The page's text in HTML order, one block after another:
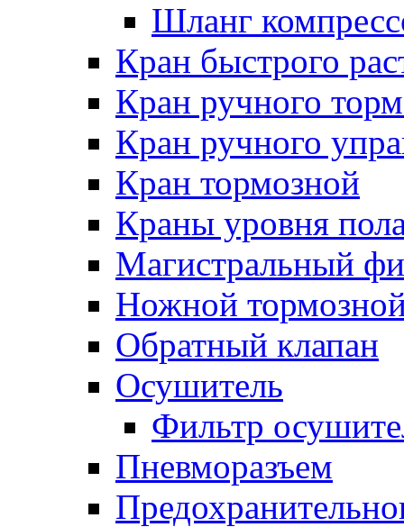
Шланг
Кран быстрого
Кран ручного
Кран ручного
Кран тормозной
Краны уровня
Магистральный
Ножной
Обратный клапан
Осушитель
Фильтр
Пневморазъем